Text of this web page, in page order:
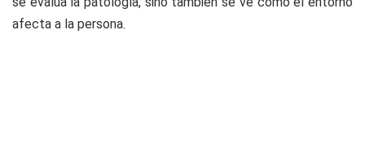
afecta a la persona.